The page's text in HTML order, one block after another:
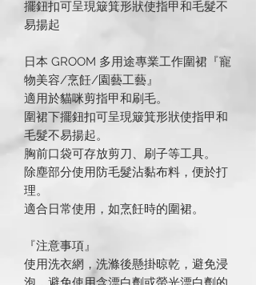
擺鈕扣可呈現簸箕形狀使指甲和毛髮不
易揚起
日本 GROOM 多用途專業工作圍裙『寵
物美容/烹飪/園藝工藝』
適用於貓咪剪指甲和刷毛。
圍裙下擺鈕扣可呈現簸箕形狀使指甲和
毛髮不易揚起。
胸前口袋可存放剪刀、刷子等工具。
除塵部分使用防毛髮沾黏布料，便於打
理。
適合日常使用，如烹飪時的圍裙。
『注意事項』
使用洗衣網，洗滌後懸掛晾乾，避免浸